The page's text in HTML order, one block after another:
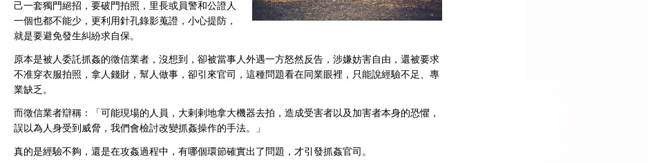
己一套獨門絕招，要破門拍照，里長或員警和公證人
一個也都不能少，更利用針孔錄影蒐證，小心提防，
就是要避免發生糾紛求自保。
原本是被人委託抓姦的徵信業者，沒想到，卻被當事人外遇一方怒然反告，涉嫌妨害自由，還被要求
不准穿衣服拍照，拿人錢財，幫人做事，卻引來官司，這種問題看在同業眼裡，只能說經驗不足、專
業缺乏。
而徵信業者辯稱：「可能現場的人員，大剌剌地拿大機器去拍，造成受害者以及加害者本身的恐懼，
誤以為人身受到威脅，我們會檢討改變抓姦操作的手法。」
真的是經驗不夠，還是在攻姦過程中，有哪個環節確實出了問題，才引發抓姦官司。